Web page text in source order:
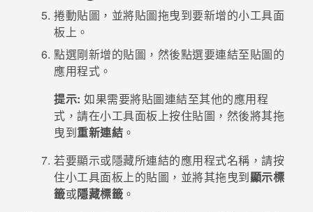
捲動貼圖，並將貼圖拖曳到要新增的小工具面
板上。
點選剛新增的貼圖，然後點選要連結至貼圖的
應用程式。
提示: 如果需要將貼圖連結至其他的應用程
式，請在小工具面板上按住貼圖，然後將其拖
曳到重新連結 。
若要顯示或隱藏所連結的應用程式名稱，請按
住小工具面板上的貼圖，並將其拖曳到顯示標
籤或隱藏標籤 。